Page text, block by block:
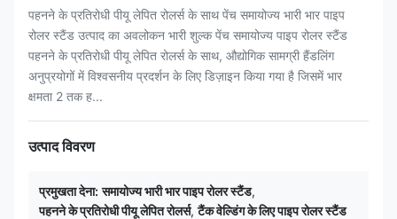
पहनने के प्रतिरोधी पीयू लेपित रोलर्स के साथ पेंच समायोज्य भारी भार पाइप
रोलर स्टैंड उत्पाद का अवलोकन भारी शुल्क पेंच समायोज्य पाइप रोलर स्टैंड
पहनने के प्रतिरोधी पीयू लेपित रोलर्स के साथ, औद्योगिक सामग्री हैंडलिंग
अनुप्रयोगों में विश्वसनीय प्रदर्शन के लिए डिज़ाइन किया गया है जिसमें भार
क्षमता 2 तक ह...
उत्पाद विवरण
प्रमुखता देना: समायोज्य भारी भार पाइप रोलर स्टैंड,
पहनने के प्रतिरोधी पीयू लेपित रोलर्स,टैंक वेल्डिंग के लिए पाइप रोलर स्टैंड